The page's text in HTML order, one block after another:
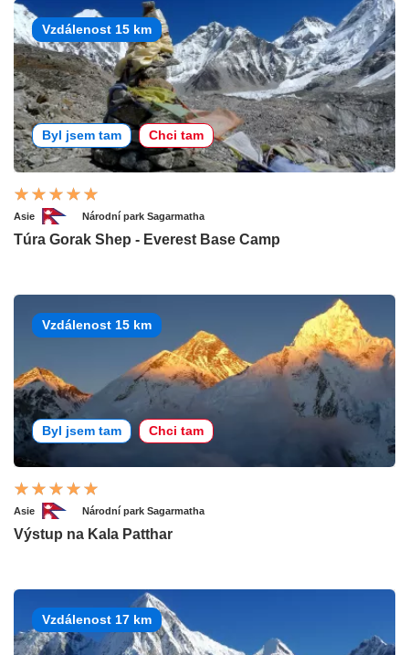
Vzdálenost 15 km
Byl jsem tam Chci tam
Asie Národní park Sagarmatha
Túra Gorak Shep - Everest Base Camp
Vzdálenost 15 km
Byl jsem tam Chci tam
Asie Národní park Sagarmatha
Výstup na Kala Patthar
Vzdálenost 17 km